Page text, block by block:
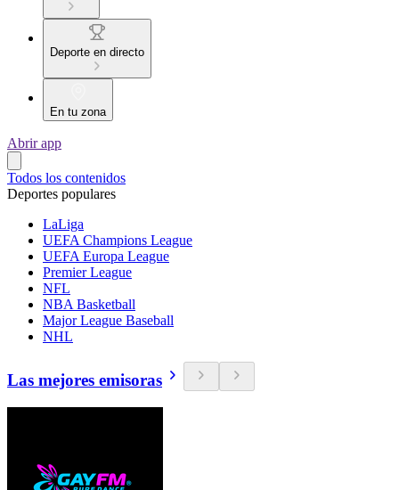
Deporte en directo
En tu zona
Abrir app
Todos los contenidos
Deportes populares
LaLiga
UEFA Champions League
UEFA Europa League
Premier League
NFL
NBA Basketball
Major League Baseball
NHL
Las mejores emisoras